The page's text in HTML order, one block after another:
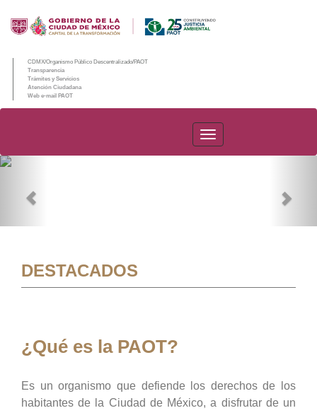
CDMX/Organismo Público Descentralizado/PAOT
Transparencia
Trámites y Servicios
Atención Ciudadana
Web e-mail PAOT
PAOT
DESTACADOS
¿Qué es la PAOT?
Es un organismo que defiende los derechos de los
habitantes de la Ciudad de México, a disfrutar de un